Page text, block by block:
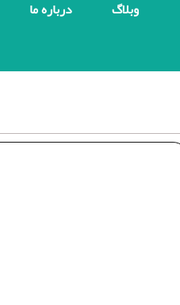
وبلاگ درباره ما